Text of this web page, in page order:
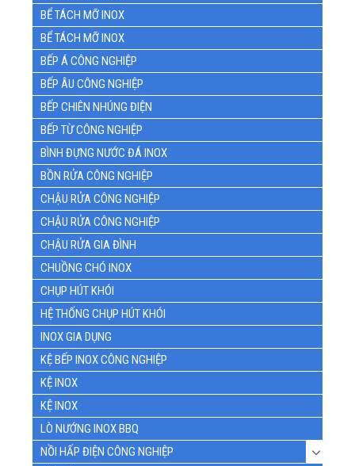
BỂ TÁCH MỠ INOX
BỂ TÁCH MỠ INOX
BẾP Á CÔNG NGHIỆP
BẾP ÂU CÔNG NGHIỆP
BẾP CHIÊN NHÚNG ĐIỆN
BẾP TỪ CÔNG NGHIỆP
BÌNH ĐỰNG NƯỚC ĐÁ INOX
BỒN RỬA CÔNG NGHIỆP
CHẬU RỬA CÔNG NGHIỆP
CHẬU RỬA CÔNG NGHIỆP
CHẬU RỬA GIA ĐÌNH
CHUỒNG CHÓ INOX
CHỤP HÚT KHÓI
HỆ THỐNG CHỤP HÚT KHÓI
INOX GIA DỤNG
KỆ BẾP INOX CÔNG NGHIỆP
KỆ INOX
KỆ INOX
LÒ NƯỚNG INOX BBQ
NỒI HẤP ĐIỆN CÔNG NGHIỆP